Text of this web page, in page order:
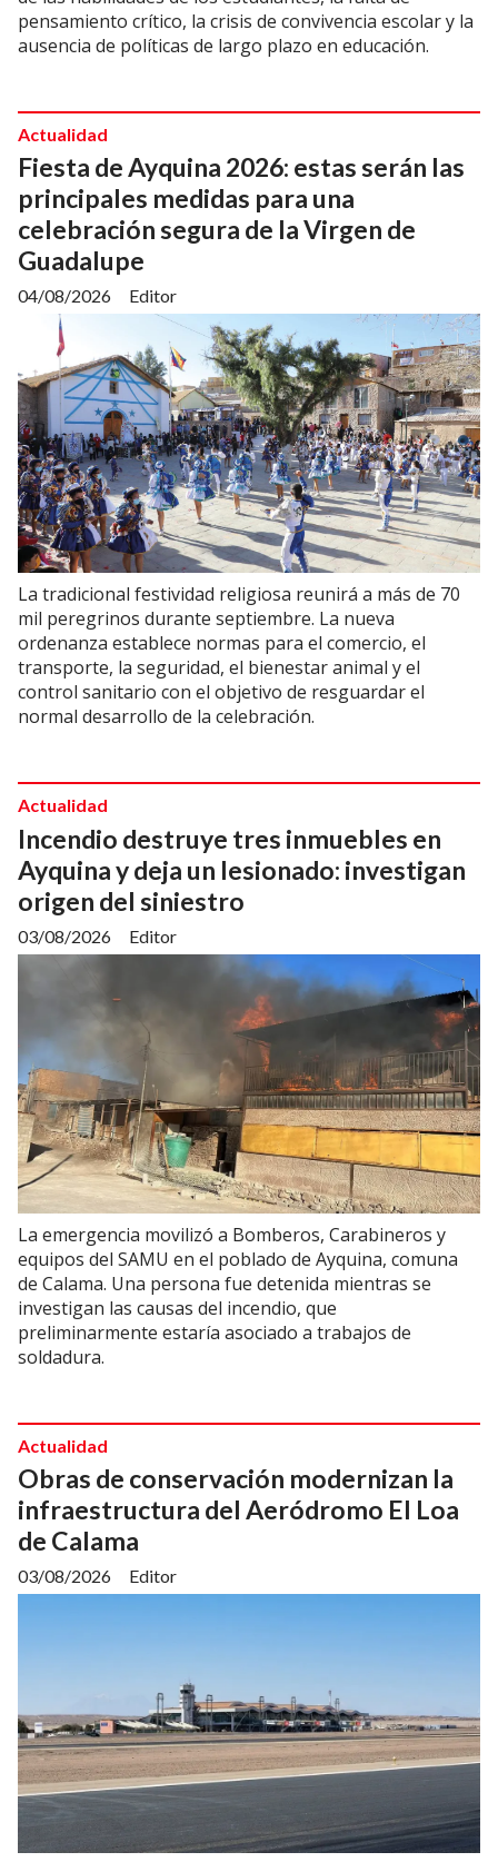
pensamiento crítico, la crisis de convivencia escolar y la
ausencia de políticas de largo plazo en educación.
Fiesta de Ayquina 2026: estas serán las
principales medidas para una
celebración segura de la Virgen de
Guadalupe
Editor
Actualidad
04/08/2026
La tradicional festividad religiosa reunirá a más de 70
mil peregrinos durante septiembre. La nueva
ordenanza establece normas para el comercio, el
transporte, la seguridad, el bienestar animal y el
control sanitario con el objetivo de resguardar el
normal desarrollo de la celebración.
Incendio destruye tres inmuebles en
Ayquina y deja un lesionado: investigan
origen del siniestro
Editor
Actualidad
03/08/2026
La emergencia movilizó a Bomberos, Carabineros y
equipos del SAMU en el poblado de Ayquina, comuna
de Calama. Una persona fue detenida mientras se
investigan las causas del incendio, que
preliminarmente estaría asociado a trabajos de
soldadura.
Obras de conservación modernizan la
infraestructura del Aeródromo El Loa
de Calama
Editor
Actualidad
03/08/2026